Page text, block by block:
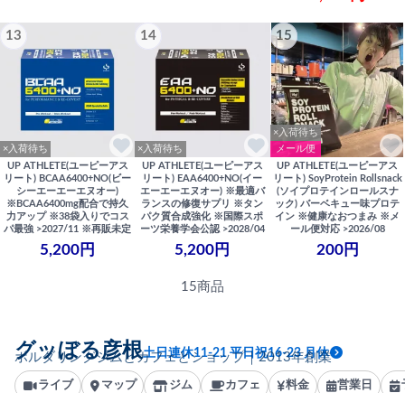
13
×入荷待ち
UP ATHLETE(ユーピーアス
リート) BCAA6400+NO(ビー
シーエーエーエヌオー)
※BCAA6400mg配合で持久
力アップ ※38袋入りでコス
パ最強 >2027/11 ※再販未定
5,200円
14
×入荷待ち
UP ATHLETE(ユーピーアス
リート) EAA6400+NO(イー
エーエーエヌオー) ※最適バ
ランスの修復サプリ ※タン
パク質合成強化 ※国際スポ
ーツ栄養学会公認 >2028/04
5,200円
15
×入荷待ち
メール便
UP ATHLETE(ユーピーアス
リート) SoyProtein Rollsnack
(ソイプロテインロールスナ
ック) バーベキュー味プロテ
イン ※健康なおつまみ ※メ
ール便対応 >2026/08
200円
15商品
ボルダリングジムとカフェとショップ｜2013年創業
グッぼる彦根土日連休11-21 平日祝16-23 月休
ライブ マップ ジム カフェ 料金 営業日